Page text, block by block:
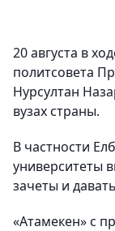
20 августа в
политсовета
Нурсултан
вузах страны.
В частности
университеты
зачеты и
«Атамекен» с